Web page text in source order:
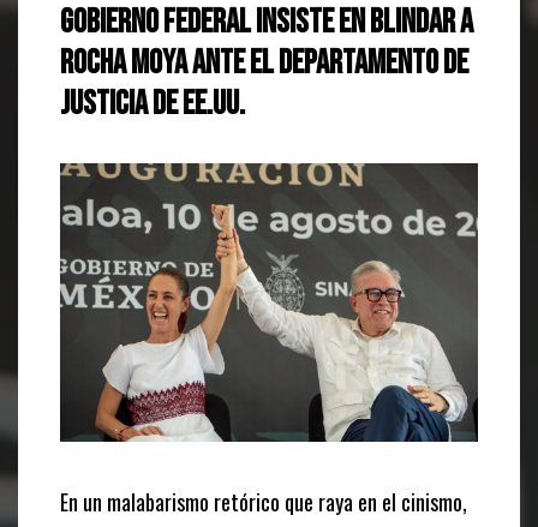
Gobierno Federal insiste en blindar a
Rocha Moya ante el Departamento de
Justicia de EE.UU.
En un malabarismo retórico que raya en el cinismo,